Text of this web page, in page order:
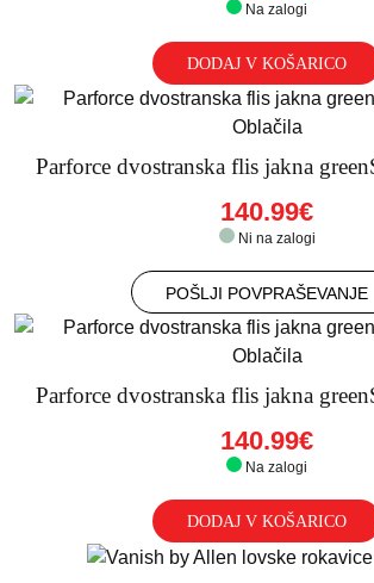
Na zalogi
DODAJ V KOŠARICO
Parforce dvostranska flis jakna
140.99€
Ni na zalogi
POŠLJI POVPRAŠEVANJE
Parforce dvostranska flis jakna
140.99€
Na zalogi
DODAJ V KOŠARICO